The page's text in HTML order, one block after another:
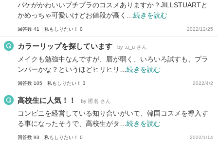
パケがかわいいプチプラのコスメありますか？JILLSTUARTと
かめっちゃ可愛いけどお値段が高く… 続きを読む
回答数 41 私もしりたい！ 0 2022/12/25
カラーリップを探しています by .u_u さん
メイクも勉強中なんですが、唇が弱く、いろいろ試すも、プラ
ンパーかな？というほどヒリヒリ… 続きを読む
回答数 105 私もしりたい！ 3 2022/4/2
高校生に人気！！ by 匿名 さん
コンビニを経営している知り合いがいて、韓国コスメを導入す
る事になったそうで、高校生がタ… 続きを読む
回答数 93 私もしりたい！ 0 2022/1/14